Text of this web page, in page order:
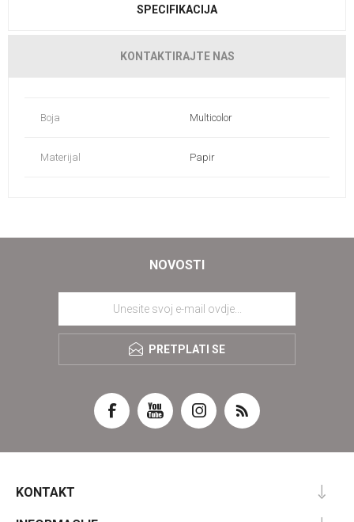
SPECIFIKACIJA
KONTAKTIRAJTE NAS
Boja Multicolor
Materijal Papir
NOVOSTI
PRETPLATI SE
KONTAKT